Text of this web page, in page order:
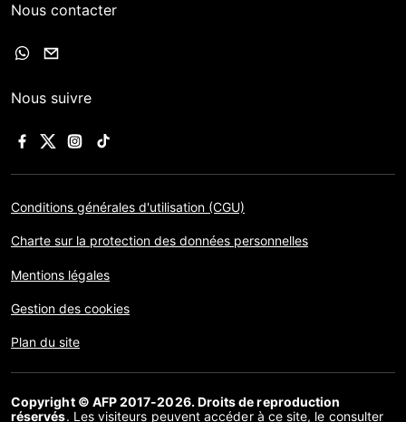
Nous contacter
Nous suivre
Conditions générales d'utilisation (CGU)
Charte sur la protection des données personnelles
Mentions légales
Gestion des cookies
Plan du site
Copyright © AFP 2017-2026. Droits de reproduction
réservés. Les visiteurs peuvent accéder à ce site, le consulter